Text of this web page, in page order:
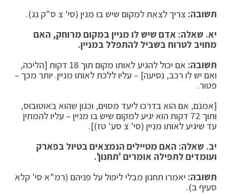
תשובה: צריך לצאת למקום שיש בו מנין (סי' צ ס"ק נג).
יא. שאלה: אדם שיש לו מניין במקום מרוחק, האם
מחויב לטרוח בשביל להתפלל במניין.
תשובה:
אם יכול להגיע לאותו מקום תוך 18 דקות [הליכה,
ואם יש לו רכב, נסיעה] – עליו ללכת לאותו מניין. יותר מכך –
פטור.
[אמנם, אם הוא בדרכו ליעד מסוים, וכגון שהוא באוטובוס,
ותוך 72 דקות הוא יגיע למקום שיש בו מניין – עליו להמתין
עד שיגיע לאותו מניין (סי' צ סע' טז)].
יב. שאלה: האם מטיילים הנמצאים בטיול בפארק
ועומדים לתפילה אומרים 'תחנון'.
תשובה: יאמרו תחנון מבלי ליפול על פניהם (רמ"א סי' קלא
סעיף ב).